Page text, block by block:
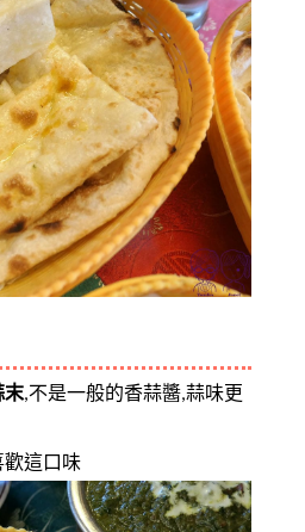
末,不是一般的香蒜醬,蒜味更
歡這口味